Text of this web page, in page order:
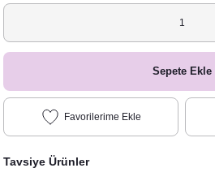
Sepete Ekle
Tavsiye Ürünler